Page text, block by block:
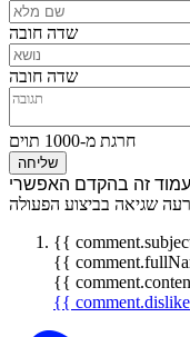
שדה חובה
שדה חובה
חרגת מ-1000 תוים
שליחה
זה בהקדם האפשרי
שגיאה בביצוע הפעולה
{{
{{
{{
{{